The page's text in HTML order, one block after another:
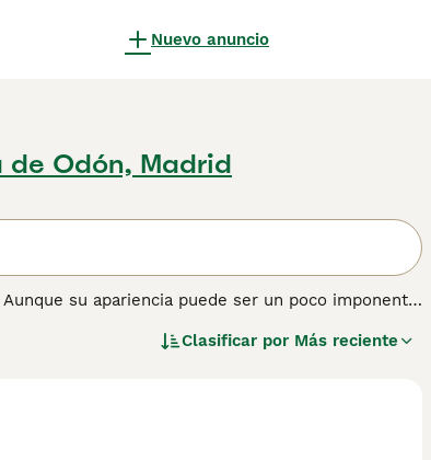
Nuevo anuncio
Odón, Madrid
su apariencia puede ser un poco imponente
con sus labios ultra secos le da al Mastín
sobre esta raza de perro.
Clasificar por Más reciente